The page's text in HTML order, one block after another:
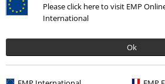
Please click here to visit EMP
International
Ok